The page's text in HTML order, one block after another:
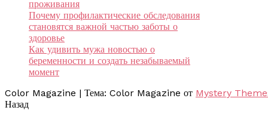
проживания
Почему профилактические обследования
становятся важной частью заботы о
здоровье
Как удивить мужа новостью о
беременности и создать незабываемый
момент
Color Magazine | Тема: Color Magazine от Mystery
Назад